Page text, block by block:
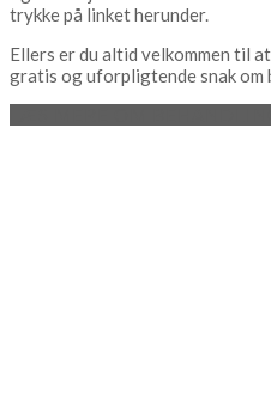
trykke på linket herunder.
Ellers er du altid velkommen til
gratis og uforpligtende snak om